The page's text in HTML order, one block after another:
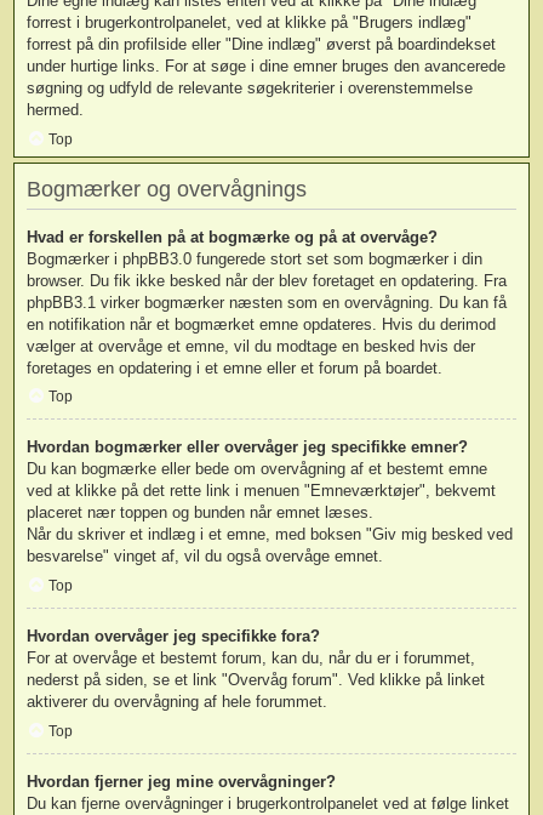
forrest i brugerkontrolpanelet, ved at klikke på "Brugers indlæg"
forrest på din profilside eller "Dine indlæg" øverst på boardindekset
under hurtige links. For at søge i dine emner bruges den avancerede
søgning og udfyld de relevante søgekriterier i overenstemmelse
hermed.
Top
Bogmærker og overvågnings
Hvad er forskellen på at bogmærke og på at overvåge?
Bogmærker i phpBB3.0 fungerede stort set som bogmærker i din
browser. Du fik ikke besked når der blev foretaget en opdatering. Fra
phpBB3.1 virker bogmærker næsten som en overvågning. Du kan få
en notifikation når et bogmærket emne opdateres. Hvis du derimod
vælger at overvåge et emne, vil du modtage en besked hvis der
foretages en opdatering i et emne eller et forum på boardet.
Top
Hvordan bogmærker eller overvåger jeg specifikke emner?
Du kan bogmærke eller bede om overvågning af et bestemt emne
ved at klikke på det rette link i menuen "Emneværktøjer", bekvemt
placeret nær toppen og bunden når emnet læses.
Når du skriver et indlæg i et emne, med boksen "Giv mig besked ved
besvarelse" vinget af, vil du også overvåge emnet.
Top
Hvordan overvåger jeg specifikke fora?
For at overvåge et bestemt forum, kan du, når du er i forummet,
nederst på siden, se et link "Overvåg forum". Ved klikke på linket
aktiverer du overvågning af hele forummet.
Top
Hvordan fjerner jeg mine overvågninger?
Du kan fjerne overvågninger i brugerkontrolpanelet ved at følge linket